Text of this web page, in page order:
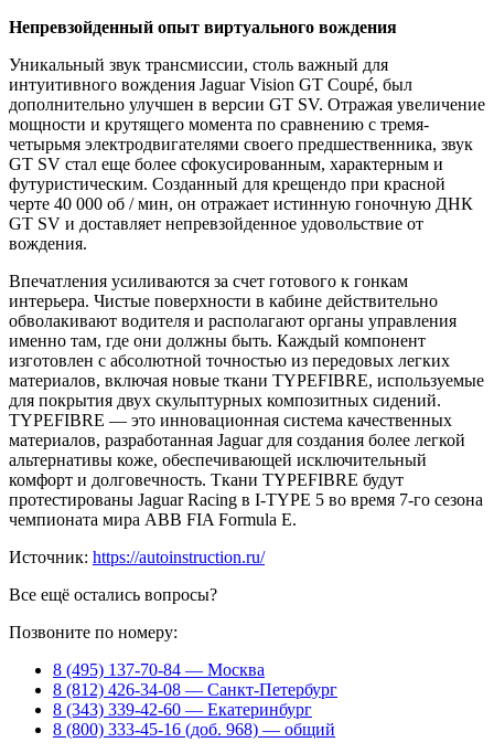
Непревзойденный опыт виртуального вождения
Уникальный звук трансмиссии, столь важный для
интуитивного вождения Jaguar Vision GT Coupé, был
дополнительно улучшен в версии GT SV. Отражая увеличение
мощности и крутящего момента по сравнению с тремя-
четырьмя электродвигателями своего предшественника, звук
GT SV стал еще более сфокусированным, характерным и
футуристическим. Созданный для крещендо при красной
черте 40 000 об / мин, он отражает истинную гоночную ДНК
GT SV и доставляет непревзойденное удовольствие от
вождения.
Впечатления усиливаются за счет готового к гонкам
интерьера. Чистые поверхности в кабине действительно
обволакивают водителя и располагают органы управления
именно там, где они должны быть. Каждый компонент
изготовлен с абсолютной точностью из передовых легких
материалов, включая новые ткани TYPEFIBRE, используемые
для покрытия двух скульптурных композитных сидений.
TYPEFIBRE — это инновационная система качественных
материалов, разработанная Jaguar для создания более легкой
альтернативы коже, обеспечивающей исключительный
комфорт и долговечность. Ткани TYPEFIBRE будут
протестированы Jaguar Racing в I-TYPE 5 во время 7-го сезона
чемпионата мира ABB FIA Formula E.
Источник: https://autoinstruction.ru/
Все ещё остались вопросы?
Позвоните по номеру:
8 (495) 137-70-84 — Москва
8 (812) 426-34-08 — Санкт-Петербург
8 (343) 339-42-60 — Екатеринбург
8 (800) 333-45-16 (доб. 968) — общий